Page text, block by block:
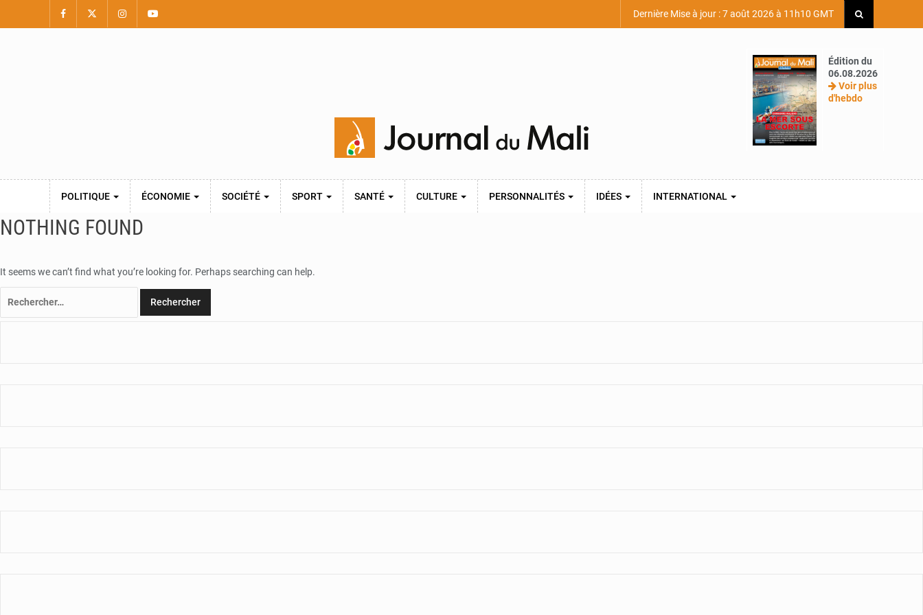
Dernière Mise à jour : 7 août 2026 à 11h10 GMT
Édition du
06.08.2026
Voir plus
d'hebdo
POLITIQUE ÉCONOMIE SOCIÉTÉ SPORT SANTÉ CULTURE PERSONNALITÉS IDÉES INTERNATIONAL
NOTHING FOUND
It seems we can’t find what you’re looking for. Perhaps searching can help.